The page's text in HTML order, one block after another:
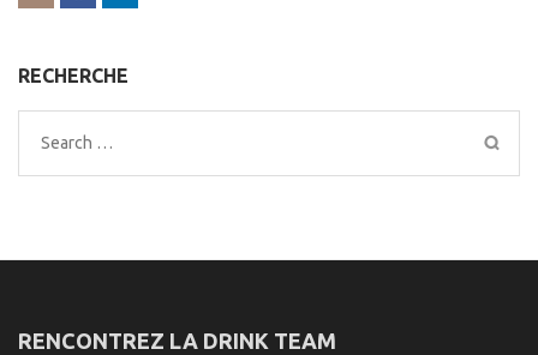
RECHERCHE
Search
for:
RENCONTREZ LA DRINK TEAM